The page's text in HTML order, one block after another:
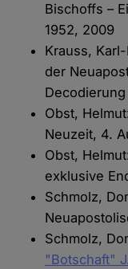
Bischoffs –
1952, 2009
Krauss,
der
Obst,
Neuzeit, 4.
Obst,
exklusive
Schmolz,
Schmolz,
"Botschaft"